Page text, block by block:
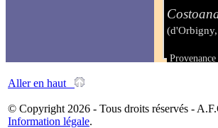
Aller en haut
© Copyright 2026 - Tous droits réservés -
Information légale.